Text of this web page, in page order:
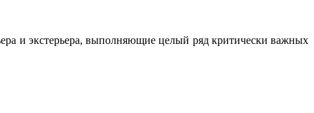
и экстерьера, выполняющие целый ряд критически важных